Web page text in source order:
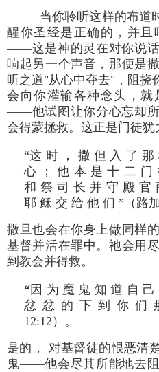
当你聆听这样的布道
醒你圣经是正确的，并且
——这是神的灵在对你说
响起另一个声音，那便是
听之道"从心中夺去"，阻挠
会向你灌输各种念头，
——他试图让你分心忘却
会得蒙拯救。这正是门徒犹
“这 时 ， 撒 但 入 了
心 ； 他 本 是 十 二 门
和 祭 司 长 并 守 殿 官
耶 稣 交 给 他 们 ”（路
撒旦也会在你身上做同样
基督并活在罪中。祂会用
到教会并得救。
“因 为 魔 鬼 知 道 自
忿 忿 的 下 到 你 们
12:12）。
是的， 对基督徒的恨恶清
鬼——他会尽其所能地去